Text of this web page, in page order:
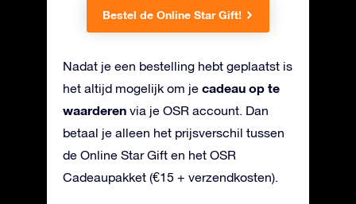
Bestel de Online Star Gift!
Nadat je een bestelling hebt geplaatst is
het altijd mogelijk om je cadeau op te
waarderen via je OSR account. Dan
betaal je alleen het prijsverschil tussen
de Online Star Gift en het OSR
Cadeaupakket (€15 + verzendkosten).